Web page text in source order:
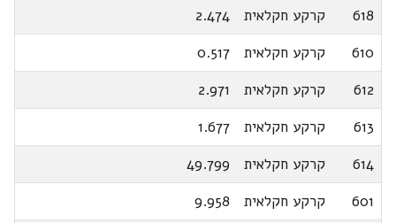
618
קרקע חקלאית
2.474
610
קרקע חקלאית
0.517
612
קרקע חקלאית
2.971
613
קרקע חקלאית
1.677
614
קרקע חקלאית
49.799
601
קרקע חקלאית
9.958